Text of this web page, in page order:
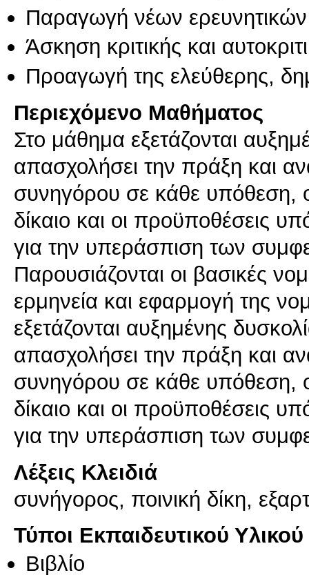
Παραγωγή νέων
Άσκηση κριτικής και
Προαγωγή της ελεύθερης,
Περιεχόμενο Μαθήματος
Στο μάθημα εξετάζονται
απασχολήσει την πράξη και
συνηγόρου σε κάθε υπόθεση,
δίκαιο και οι προϋποθέσεις
για την υπεράσπιση των
Παρουσιάζονται οι βασικές
ερμηνεία και εφαρμογή της
εξετάζονται αυξημένης
απασχολήσει την πράξη και
συνηγόρου σε κάθε υπόθεση,
δίκαιο και οι προϋποθέσεις
για την υπεράσπιση των
Λέξεις Κλειδιά
συνήγορος, ποινική δίκη,
Τύποι Εκπαιδευτικού Υλικού
Βιβλίο